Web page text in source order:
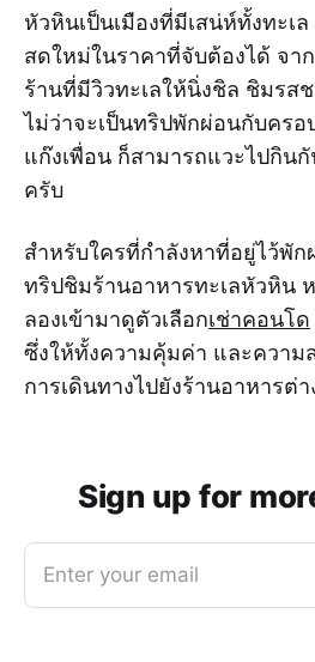
หัวหินเป็นเมืองที่มีเสน่ห์ทั้งทะเ
สดใหม่ในราคาที่จับต้องได้ จา
ร้านที่มีวิวทะเลให้นิ่งชิล ชิมรส
ไม่ว่าจะเป็นทริปพักผ่อนกับคร
แก๊งเพื่อน ก็สามารถแวะไปกิน
ครับ
สำหรับใครที่กำลังหาที่อยู่ไว้พัก
ทริปชิมร้านอาหารทะเลหัวหิน
ลองเข้ามาดูตัวเลือกเช่าคอนโด
ซึ่งให้ทั้งความคุ้มค่า และความ
การเดินทางไปยังร้านอาหารต่
Sign up for
Enter your email